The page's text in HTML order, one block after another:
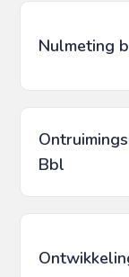
Nulmeting
Bbl